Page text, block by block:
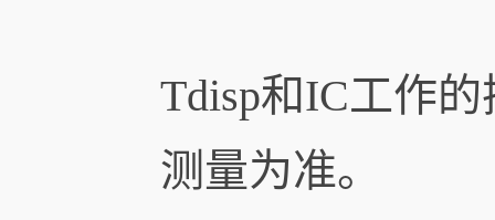
Tdisp和IC工作
测量为准。